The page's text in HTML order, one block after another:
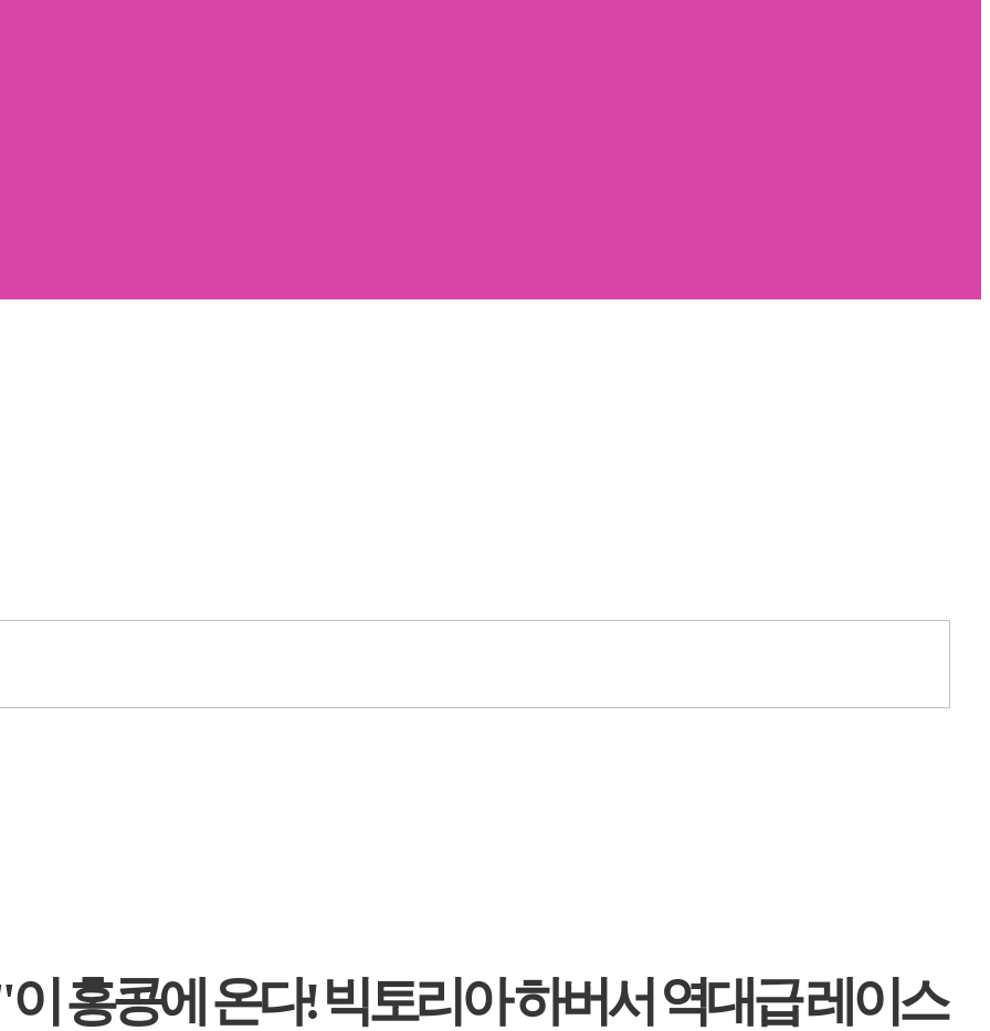
홍콩에 온다! 빅토리아 하버서 역대급 레이스